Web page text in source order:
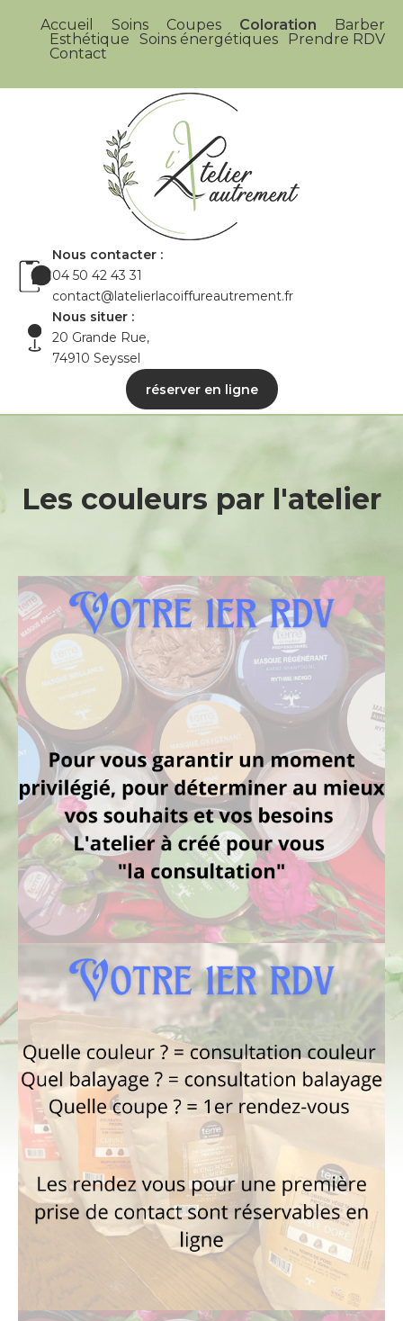
Accueil Soins Coupes Coloration
Barber
Esthétique
Soins énergétiques
Prendre RDV
Contact
Nous contacter :
04 50 42 43 31
contact@latelierlacoiffureautrement.fr
Nous situer :
20 Grande Rue,
74910 Seyssel
réserver en ligne
Les couleurs par l'atelier